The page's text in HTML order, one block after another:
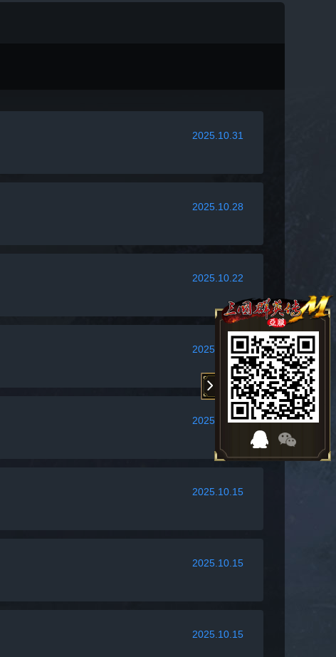
2025.10.31
2025.10.28
2025.10.22
2025.10.21
2025.10.15
2025.10.15
2025.10.15
2025.10.15